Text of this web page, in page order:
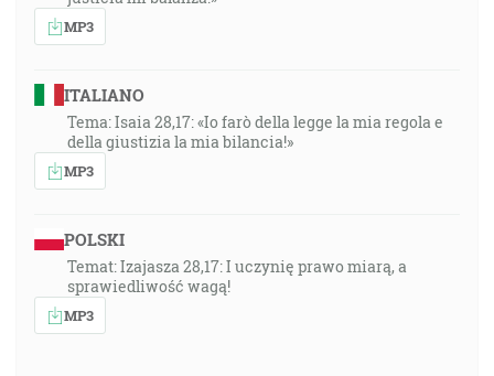
MP3
ITALIANO
Tema: Isaia 28,17: «Io farò della legge la mia regola e
della giustizia la mia bilancia!»
MP3
POLSKI
Temat: Izajasza 28,17: I uczynię prawo miarą, a
sprawiedliwość wagą!
MP3